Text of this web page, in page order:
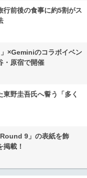
行前後の食事に約5割がス
×Geminiのコラボイベン
・原宿で開催
野圭吾氏へ誓う「多く
9」の表紙を飾
載！